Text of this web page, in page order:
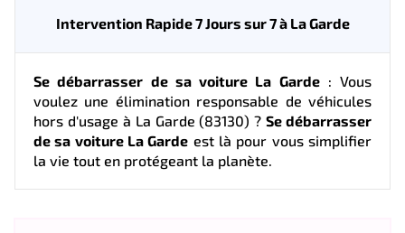
Intervention Rapide 7 Jours sur 7 à La Garde
Se débarrasser de sa voiture La Garde: Vous
voulez une élimination responsable de véhicules
hors d'usage à La Garde (83130) ?Se débarrasser
de sa voiture La Garde est là pour vous simplifier
la vie tout en protégeant la planète.